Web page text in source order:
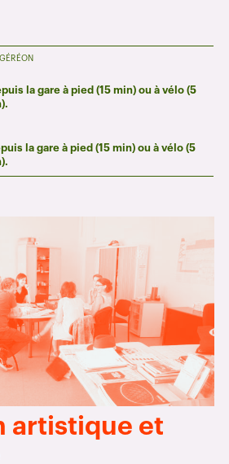
la gare à pied (15 min) ou à vélo (5
la gare à pied (15 min) ou à vélo (5
artistique et